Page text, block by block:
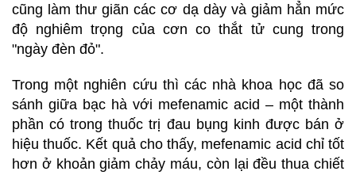
cũng làm thư giãn các cơ dạ dày và giảm hẳn mức
độ nghiêm trọng của cơn co thắt tử cung trong
"ngày đèn đỏ".
Trong một nghiên cứu thì các nhà khoa học đã so
sánh giữa bạc hà với mefenamic acid – một thành
phần có trong thuốc trị đau bụng kinh được bán ở
hiệu thuốc. Kết quả cho thấy, mefenamic acid chỉ tốt
hơn ở khoản giảm chảy máu, còn lại đều thua chiết